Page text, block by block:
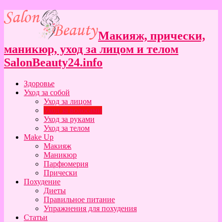
Макияж, прически,
маникюр, уход за лицом и телом
SalonBeauty24.info
Здоровье
Уход за собой
Уход за лицом
Уход за волосами
Уход за руками
Уход за телом
Make Up
Макияж
Маникюр
Парфюмерия
Прически
Похудение
Диеты
Правильное питание
Упражнения для похудения
Статьи